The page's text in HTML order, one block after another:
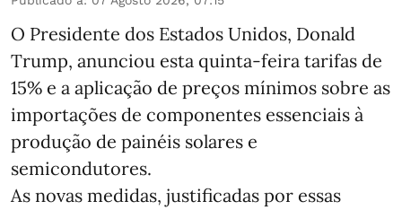
O Presidente dos Estados Unidos, Donald
Trump, anunciou esta quinta-feira tarifas de
15% e a aplicação de preços mínimos sobre as
importações de componentes essenciais à
produção de painéis solares e
semicondutores.
As novas medidas, justificadas por essas